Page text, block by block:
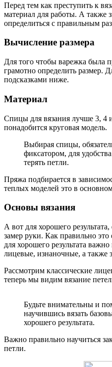
Перед тем как преступить к
материал для работы. А также
определиться с правильным
Вычисление размера
Для того чтобы варежка была
грамотно определить размер.
подсказками ниже.
Материал
Спицы для вязания лучше 3, 4
понадобится круговая модель.
Выбирая спицы,
фиксатором, для
терять петли.
Пряжа подбирается в
теплых моделей это в
Основы вязания
А вот для хорошего
замер руки. Как правильно
для хорошего результата
лицевые, изнаночные, а также
Рассмотрим классические
теперь мы видим вязание
Будьте внимательны и
научившись вязать
хорошего результата.
Важно правильно научиться
петли.